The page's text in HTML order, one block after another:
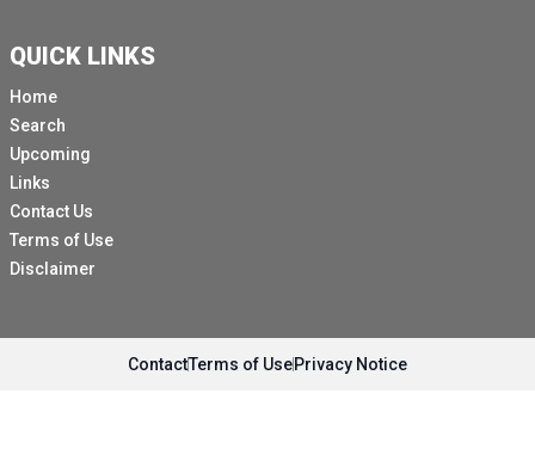
QUICK LINKS
Home
Search
Upcoming
Links
Contact Us
Terms of Use
Disclaimer
ContactTerms of UsePrivacy Notice